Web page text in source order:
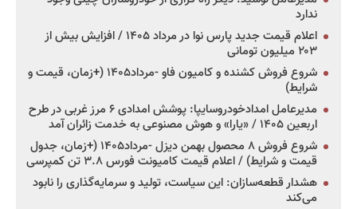
ندارد
اعلام قیمت جدید پارس نوا در مرداد ۱۴۰۵ / افزایش بیش از
۲۰۳ میلیون تومانی
شروع فروش کشنده و کامیون فاو -مرداد۱۴۰۵ (+زمان، قیمت و
شرایط)
مدیرعامل امدادخودروسایپا: پوشش امدادی ۶ مرز غربی در طرح
اربعین ۱۴۰۵ / «یارا» و هوش مصنوعی به خدمت زائران آمد
شروع فروش ۸ محصول بهمن دیزل -مرداد۱۴۰۵ (+زمان، جدول
قیمت و شرایط) / اعلام قیمت کامیونت فورس ۳.۸ تن کمپرسی
هشدار قطعه‌سازان: این سیاست، تولید و سرمایه‌گذاری را نابود
می‌کند